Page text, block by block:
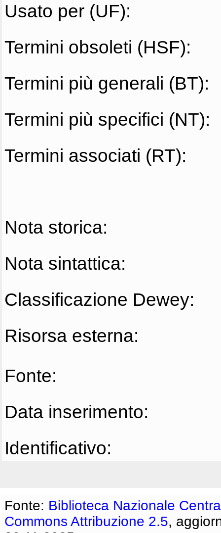
Usato per (UF):
Termini obsoleti (HSF):
Termini più generali (BT):
Termini più specifici (NT):
Termini associati (RT):
Nota storica:
Nota sintattica:
Classificazione Dewey:
Risorsa esterna:
Fonte:
Data inserimento:
Identificativo:
Fonte: Biblioteca Nazionale
Commons Attribuzione 2.5,